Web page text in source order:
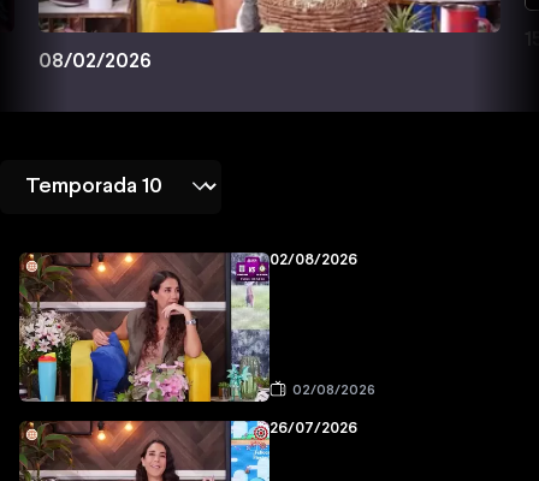
08/02/2026
02/08/2026
02/08/2026
26/07/2026